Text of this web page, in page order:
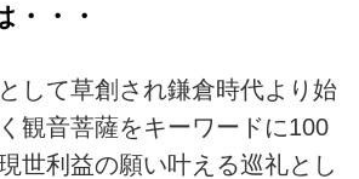
・・・
して草創され鎌倉時代より始
観音菩薩をキーワードに100
世利益の願い叶える巡礼とし